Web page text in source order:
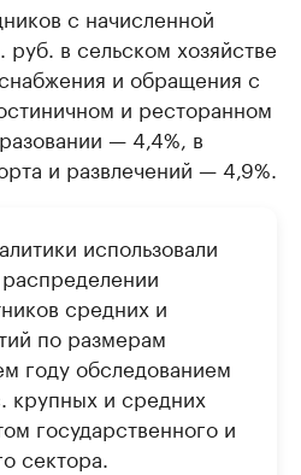
с начисленной
в сельском хозяйстве
и обращения с
и ресторанном
— 4,4%, в
и развлечений — 4,9%.
использовали
средних и
по размерам
году обследованием
крупных и средних
государственного и
сектора.